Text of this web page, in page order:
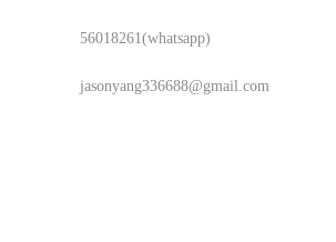
56018261(whatsapp)
jasonyang336688@gmail.com